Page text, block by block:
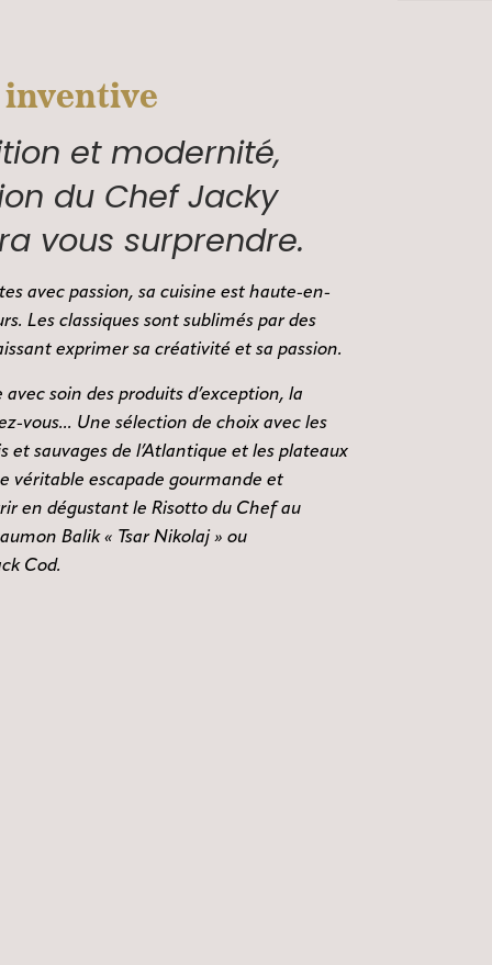
inventive
et modernité,
du Chef Jacky
vous surprendre.
avec passion, sa cuisine est haute-en-
Les classiques sont sublimés par des
exprimer sa créativité et sa passion.
soin des produits d’exception, la
vous... Une sélection de choix avec les
et sauvages de l’Atlantique et les plateaux
véritable escapade gourmande et
en dégustant le Risotto du Chef au
Balik « Tsar Nikolaj » ou
Cod.